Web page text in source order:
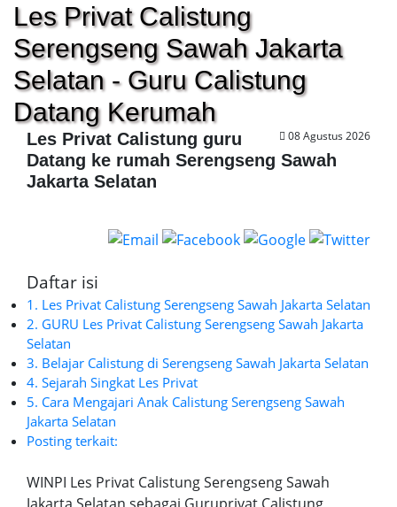
Les Privat Calistung
Serengseng Sawah Jakarta
Selatan - Guru Calistung
Datang Kerumah
08 Agustus 2026
Les Privat Calistung guru
Datang ke rumah Serengseng Sawah
Jakarta Selatan
Daftar isi
1. Les Privat Calistung Serengseng Sawah Jakarta Selatan
2. GURU Les Privat Calistung Serengseng Sawah Jakarta
Selatan
3. Belajar Calistung di Serengseng Sawah Jakarta Selatan
4. Sejarah Singkat Les Privat
5. Cara Mengajari Anak Calistung Serengseng Sawah
Jakarta Selatan
Posting terkait:
WINPI Les Privat Calistung Serengseng Sawah